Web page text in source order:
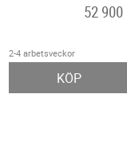
52 900
2-4 arbetsveckor
KÖP